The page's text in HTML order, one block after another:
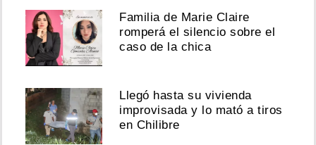
Familia de Marie Claire
romperá el silencio sobre el
caso de la chica
Llegó hasta su vivienda
improvisada y lo mató a tiros
en Chilibre